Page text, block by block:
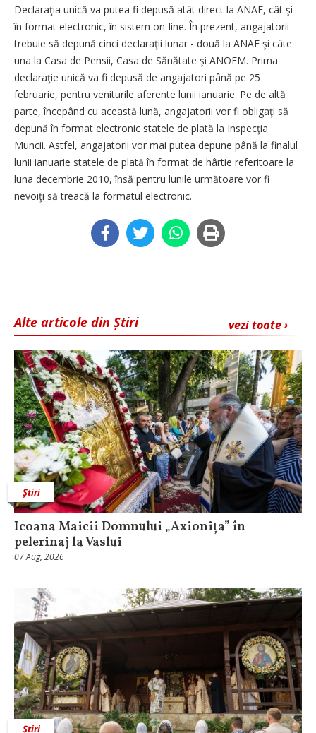
Declaraţia unică va putea fi depusă atât direct la ANAF, cât şi
în format electronic, în sistem on-line. În prezent, angajatorii
trebuie să depună cinci declaraţii lunar - două la ANAF şi câte
una la Casa de Pensii, Casa de Sănătate şi ANOFM. Prima
declaraţie unică va fi depusă de angajatori până pe 25
februarie, pentru veniturile aferente lunii ianuarie. Pe de altă
parte, începând cu această lună, angajatorii vor fi obligaţi să
depună în format electronic statele de plată la Inspecţia
Muncii. Astfel, angajatorii vor mai putea depune până la finalul
lunii ianuarie statele de plată în format de hârtie referitoare la
luna decembrie 2010, însă pentru lunile următoare vor fi
nevoiţi să treacă la formatul electronic.
vezi toate ›
Alte articole din Știri
Știri
Icoana Maicii Domnului „Axionița” în
pelerinaj la Vaslui
07 Aug, 2026
Știri